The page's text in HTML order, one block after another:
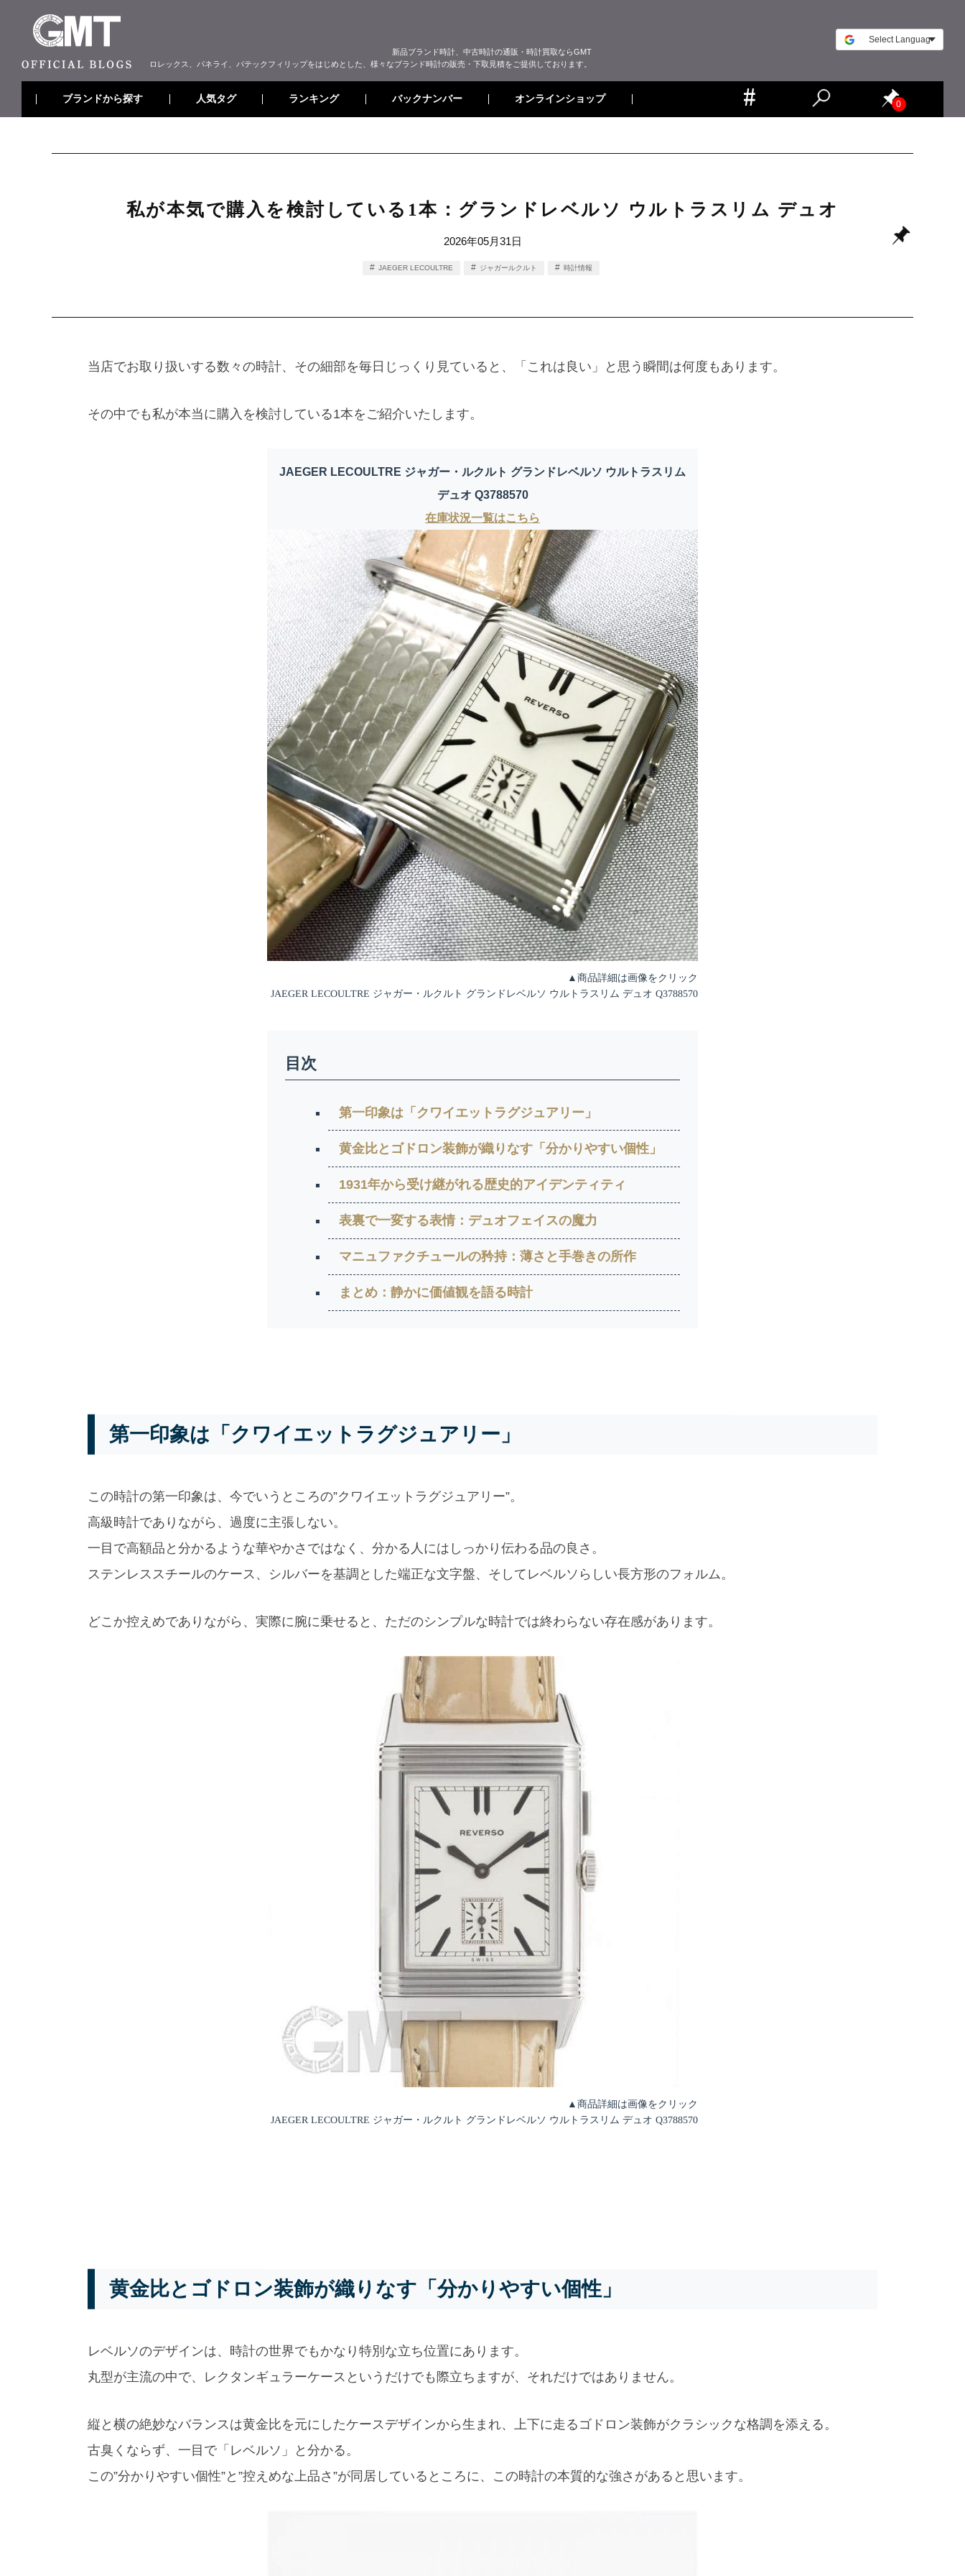
新品ブランド時計、中古時計の通販・時計買取ならGMT
ロレックス、パネライ、パテックフィリップをはじめとした、様々なブランド時計の販売・下取見積をご提供しております。
ブランドから探す 人気タグ ランキング バックナンバー オンラインショップ 0
私が本気で購入を検討している1本：グランドレベルソ ウルトラスリム デュオ
2026年05月31日
JAEGER LECOULTRE ジャガールクルト 時計情報
当店でお取り扱いする数々の時計、その細部を毎日じっくり見ていると、「これは良い」と思う瞬間は何度もあります。
その中でも私が本当に購入を検討している1本をご紹介いたします。
JAEGER LECOULTRE ジャガー・ルクルト グランドレベルソ ウルトラスリム
デュオ Q3788570
在庫状況一覧はこちら
▲商品詳細は画像をクリック
JAEGER LECOULTRE ジャガー・ルクルト グランドレベルソ ウルトラスリム デュオ Q3788570
目次
第一印象は「クワイエットラグジュアリー」
黄金比とゴドロン装飾が織りなす「分かりやすい個性」
1931年から受け継がれる歴史的アイデンティティ
表裏で一変する表情：デュオフェイスの魔力
マニュファクチュールの矜持：薄さと手巻きの所作
まとめ：静かに価値観を語る時計
第一印象は「クワイエットラグジュアリー」
この時計の第一印象は、今でいうところの”クワイエットラグジュアリー”。
高級時計でありながら、過度に主張しない。
一目で高額品と分かるような華やかさではなく、分かる人にはしっかり伝わる品の良さ。
ステンレススチールのケース、シルバーを基調とした端正な文字盤、そしてレベルソらしい長方形のフォルム。
どこか控えめでありながら、実際に腕に乗せると、ただのシンプルな時計では終わらない存在感があります。
▲商品詳細は画像をクリック
JAEGER LECOULTRE ジャガー・ルクルト グランドレベルソ ウルトラスリム デュオ Q3788570
黄金比とゴドロン装飾が織りなす「分かりやすい個性」
レベルソのデザインは、時計の世界でもかなり特別な立ち位置にあります。
丸型が主流の中で、レクタンギュラーケースというだけでも際立ちますが、それだけではありません。
縦と横の絶妙なバランスは黄金比を元にしたケースデザインから生まれ、上下に走るゴドロン装飾がクラシックな格調を添える。
古臭くならず、一目で「レベルソ」と分かる。
この”分かりやすい個性”と”控えめな上品さ”が同居しているところに、この時計の本質的な強さがあると思います。